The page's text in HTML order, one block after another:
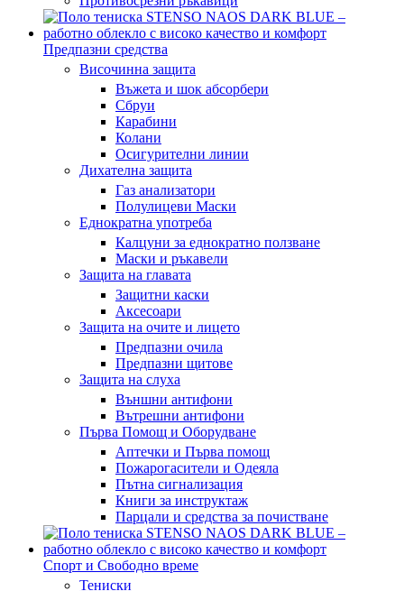
Предпазни средства
Височинна защита
Въжета и шок абсорбери
Сбруи
Карабини
Колани
Осигурителни линии
Дихателна защита
Газ анализатори
Полулицеви Маски
Еднократна употреба
Калцуни за еднократно ползване
Маски и ръкавели
Защита на главата
Защитни каски
Аксесоари
Защита на очите и лицето
Предпазни очила
Предпазни щитове
Защита на слуха
Външни антифони
Вътрешни антифони
Първа Помощ и Оборудване
Аптечки и Първа помощ
Пожарогасители и Одеяла
Пътна сигнализация
Книги за инструктаж
Парцали и средства за почистване
Спорт и Свободно време
Тениски